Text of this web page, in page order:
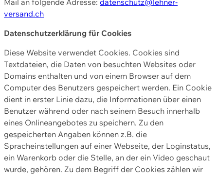
versand.ch
Datenschutzerklärung für Cookies
Diese Website verwendet Cookies. Cookies sind
Textdateien, die Daten von besuchten Websites oder
Domains enthalten und von einem Browser auf dem
Computer des Benutzers gespeichert werden. Ein Cookie
dient in erster Linie dazu, die Informationen über einen
Benutzer während oder nach seinem Besuch innerhalb
eines Onlineangebotes zu speichern. Zu den
gespeicherten Angaben können z.B. die
Spracheinstellungen auf einer Webseite, der Loginstatus,
ein Warenkorb oder die Stelle, an der ein Video geschaut
wurde, gehören. Zu dem Begriff der Cookies zählen wir